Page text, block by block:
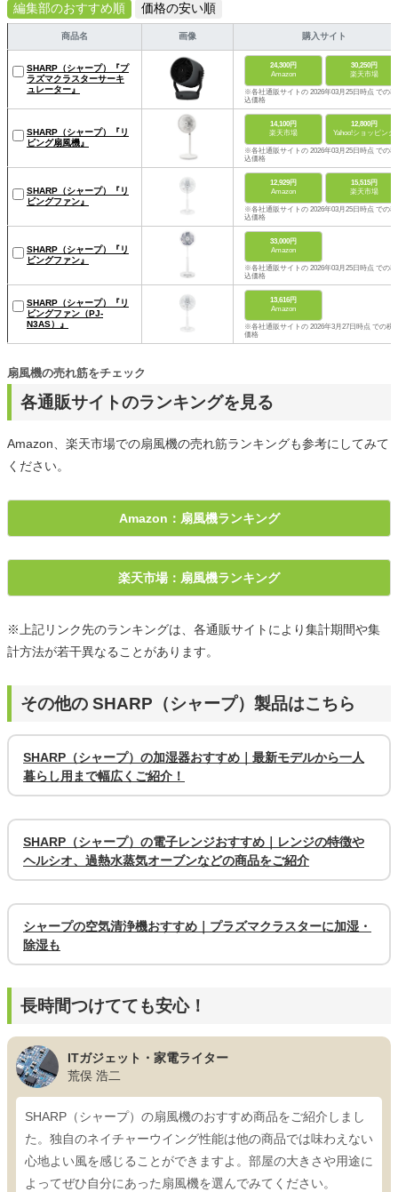
編集部のおすすめ順
価格の安い順
商品名 画像 購入サイト
SHARP（シャープ）『プ
ラズマクラスターサーキ
ュレーター』
24,300円
Amazon
30,250円
楽天市場
※各社通販サイトの 2026年03月25日時点 での税
込価格
SHARP（シャープ）『リ
ビング扇風機』
14,100円
楽天市場
12,800円
Yahoo!ショッピング
※各社通販サイトの 2026年03月25日時点 での税
込価格
SHARP（シャープ）『リ
ビングファン』
12,929円
Amazon
15,515円
楽天市場
※各社通販サイトの 2026年03月25日時点 での税
込価格
SHARP（シャープ）『リ
ビングファン』
33,000円
Amazon
※各社通販サイトの 2026年03月25日時点 での税
込価格
SHARP（シャープ）『リ
ビングファン（PJ-
N3AS）』
13,616円
Amazon
※各社通販サイトの 2026年3月27日時点 での税
価格
各通販サイトのランキングを見る
扇風機の売れ筋をチェック
Amazon、楽天市場での扇風機の売れ筋ランキングも参考にしてみて
ください。
Amazon：扇風機ランキング
楽天市場：扇風機ランキング
※上記リンク先のランキングは、各通販サイトにより集計期間や集
計方法が若干異なることがあります。
その他の SHARP（シャープ）製品はこちら
SHARP（シャープ）の加湿器おすすめ｜最新モデルから一人
暮らし用まで幅広くご紹介！
SHARP（シャープ）の電子レンジおすすめ｜レンジの特徴や
ヘルシオ、過熱水蒸気オーブンなどの商品をご紹介
シャープの空気清浄機おすすめ｜プラズマクラスターに加湿・
除湿も
長時間つけてても安心！
ITガジェット・家電ライター
荒俣 浩二
SHARP（シャープ）の扇風機のおすすめ商品をご紹介しまし
た。独自のネイチャーウイング性能は他の商品では味わえない
心地よい風を感じることができますよ。部屋の大きさや用途に
よってぜひ自分にあった扇風機を選んでみてください。